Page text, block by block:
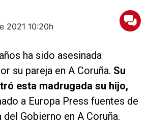
2021 10:20h
ha sido asesinada
su pareja en A Coruña. Su
esta madrugada su hijo,
a Europa Press fuentes de
Gobierno en A Coruña.